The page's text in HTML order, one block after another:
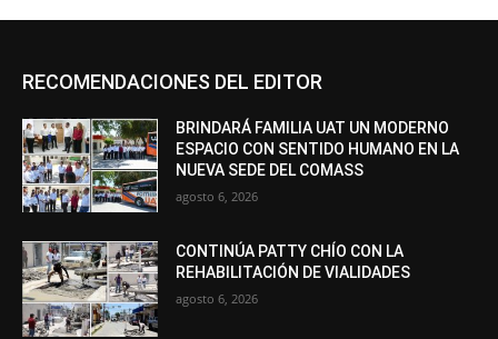
RECOMENDACIONES DEL EDITOR
BRINDARÁ FAMILIA UAT UN MODERNO
ESPACIO CON SENTIDO HUMANO EN LA
NUEVA SEDE DEL COMASS
agosto 6, 2026
CONTINÚA PATTY CHÍO CON LA
REHABILITACIÓN DE VIALIDADES
agosto 6, 2026